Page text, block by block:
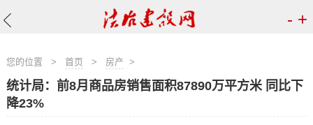
- +
您的位置 > 首页 > 房产 >
统计局：前8月商品房销售面积87890万平方米 同比下
降23%